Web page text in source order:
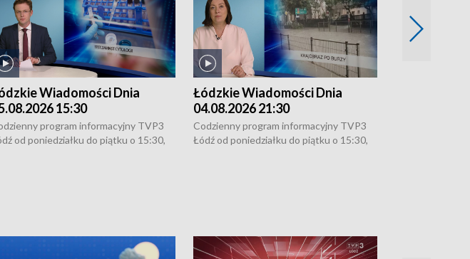
Wiadomości Dnia
15:30
program informacyjny TVP3
od poniedziałku do piątku o 15:30,
Łódzkie Wiadomości Dnia
04.08.2026 21:30
Codzienny program informacyjny TVP3
Łódź od poniedziałku do piątku o 15:30,